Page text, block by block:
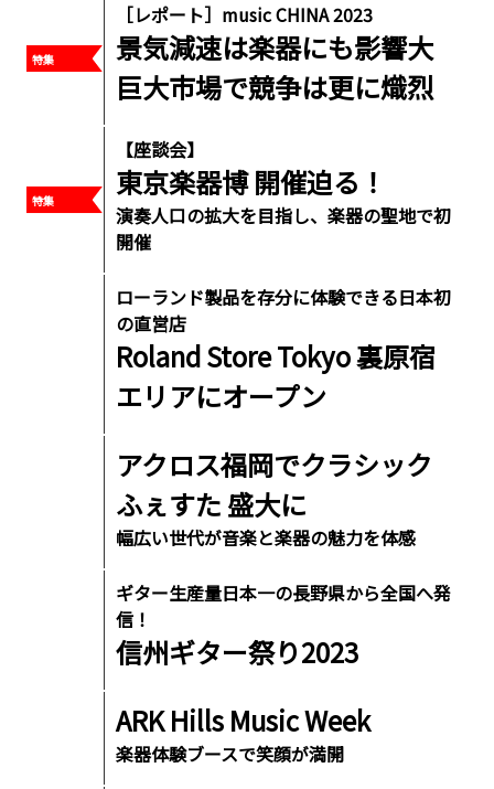
［レポート］music CHINA 2023
景気減速は楽器にも影響大
巨大市場で競争は更に熾烈
【座談会】
東京楽器博 開催迫る！
演奏人口の拡大を目指し、楽器の聖地で初
開催
ローランド製品を存分に体験できる日本初
の直営店
Roland Store Tokyo 裏原宿
エリアにオープン
アクロス福岡でクラシック
ふぇすた 盛大に
幅広い世代が音楽と楽器の魅力を体感
ギター生産量日本一の長野県から全国へ発
信！
信州ギター祭り2023
ARK Hills Music Week
楽器体験ブースで笑顔が満開